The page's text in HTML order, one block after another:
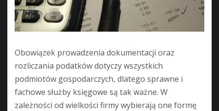
Obowiązek prowadzenia dokumentacji oraz
rozliczania podatków dotyczy wszystkich
podmiotów gospodarczych, dlatego sprawne i
fachowe służby księgowe są tak ważne. W
zależności od wielkości firmy wybierają one formę